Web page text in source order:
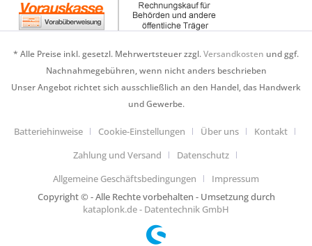
* Alle Preise inkl. gesetzl. Mehrwertsteuer zzgl.Versandkosten und ggf.
Nachnahmegebühren, wenn nicht anders beschrieben
Unser Angebot richtet sich ausschließlich an den Handel, das Handwerk
und Gewerbe.
Batteriehinweise Cookie-Einstellungen Über uns
Kontakt
Zahlung und Versand
Datenschutz
Allgemeine Geschäftsbedingungen
Impressum
Copyright © - Alle Rechte vorbehalten - Umsetzung durch
kataplonk.de - Datentechnik GmbH